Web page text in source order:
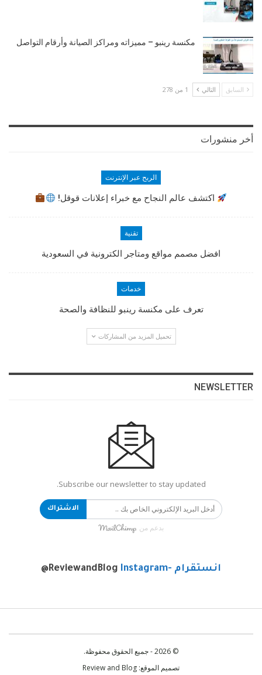
مكنسة رينبو – مميزاته ومراكز الصيانة وأرقام التواصل
السابق التالي 1 من 278
أخر منشورات
الربح عبر الإنترنت
اكتشف عالم النجاح مع خبراء إعلانات قوقل!
تقنية
افضل مصمم مواقع ومتاجر الكترونية في السعودية
خدمات
تعرف على مكنسة رينبو للنظافة والصحة
تحميل المزيد من المشاركات
NEWSLETTER
Subscribe our newsletter to stay updated.
الاشتراك
بدعم من
انستقرام -Instagram @ReviewandBlog
© 2026 - جميع الحقوق محفوظة.
تصميم الموقع: Review and Blog